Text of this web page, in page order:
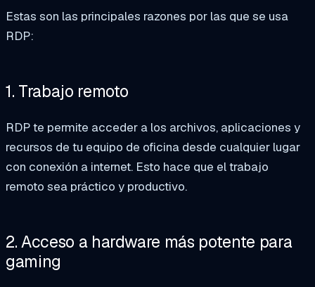
Estas son las principales razones por las que se usa
RDP:
1. Trabajo remoto
RDP te permite acceder a los archivos, aplicaciones y
recursos de tu equipo de oficina desde cualquier lugar
con conexión a internet. Esto hace que el trabajo
remoto sea práctico y productivo.
2. Acceso a hardware más potente para
gaming